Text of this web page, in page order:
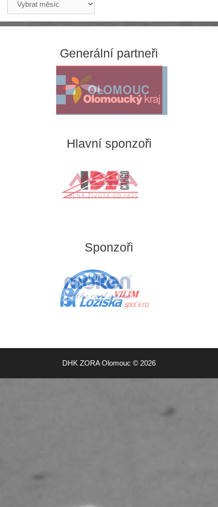
příspěvků
Generální partneři
Hlavní sponzoři
Sponzoři
DHK ZORA Olomouc © 2026